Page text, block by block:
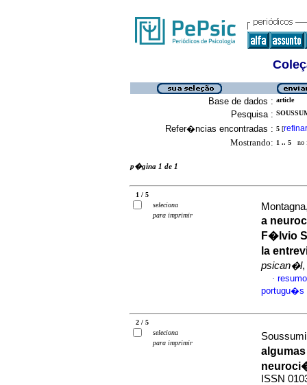
Base de dados : article
Pesquisa :
Refer�ncias encontradas : 5 [refinar
Mostrando: 1 .. 5 no
p�gina 1 de 1
1 / 5
seleciona
para imprimir
a
F�lvio
la
psican�l,
·
portugu�s
2 / 5
seleciona
para imprimir
ISSN